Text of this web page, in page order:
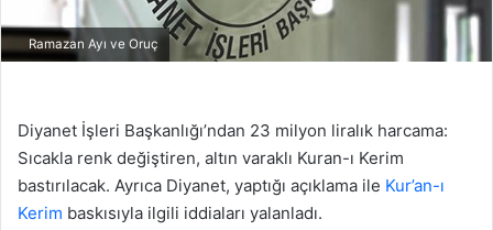
Ramazan Ayı ve Oruç
Diyanet İşleri Başkanlığı’ndan 23 milyon liralık harcama:
Sıcakla renk değiştiren, altın varaklı Kuran-ı Kerim
bastırılacak. Ayrıca Diyanet, yaptığı açıklama ile Kur’an-ı
Kerim baskısıyla ilgili iddiaları yalanladı.